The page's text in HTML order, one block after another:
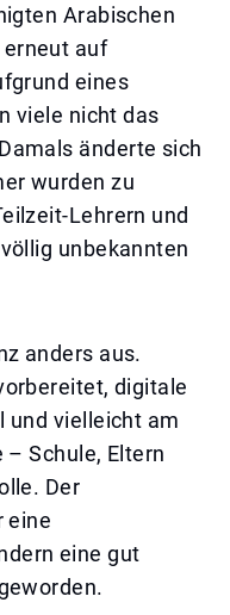
Arabischen
erneut auf
eines
viele nicht das
änderte sich
wurden zu
Lehrern und
unbekannten
anders aus.
digitale
und vielleicht am
Schule, Eltern
Der
eine
eine gut